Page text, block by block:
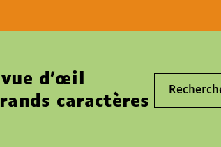
d’œil
caractères livre,